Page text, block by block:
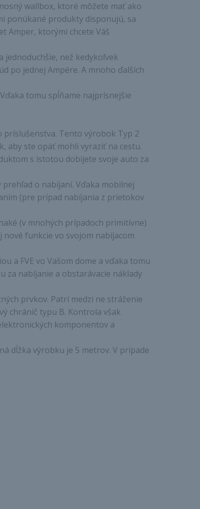
wallbox, ktoré môžete mať ako
ponúkané produkty disponujú, sa
Amper, ktorými chcete Váš
než kedykoľvek
po jednej Ampére. A mnoho ďalších
tomu spĺňame najprísnejšie
Tento výrobok Typ 2
aby ste opäť mohli vyraziť na cestu.
s istotou dobijete svoje auto za
o nabíjaní. Vďaka mobilnej
(pre prípad nabíjania z prietokov
(v mnohých prípadoch primitívne)
funkcie vo svojom nabíjacom
a FVE vo Vašom dome a vďaka tomu
za nabíjanie a obstarávacie náklady
prvkov. Patrí medzi ne stráženie
chránič typu B. Kontrola však
komponentov a
dĺžka výrobku je 5 metrov. V prípade